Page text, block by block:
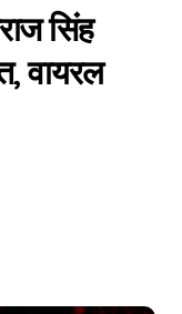
सिंह
वायरल